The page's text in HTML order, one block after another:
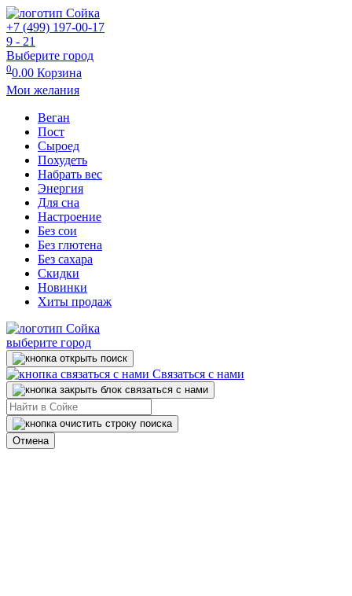
+7 (499) 197-00-17
9 - 21
Выберите город
00.00 Корзина
Мои желания
Веган
Пост
Сыроед
Похудеть
Набрать вес
Энергия
Для сна
Настроение
Без сои
Без глютена
Без сахара
Скидки
Новинки
Хиты продаж
выберите город
Связаться с нами
Отмена